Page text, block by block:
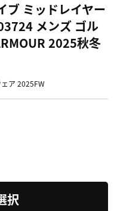
ブ ミッドレイヤー
メンズ ゴル
2025秋冬
ア 2025FW
択